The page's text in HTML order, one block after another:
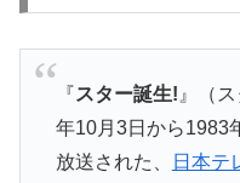
『スター誕生! 』（
年10月3日から1983
放送された、
日本テ